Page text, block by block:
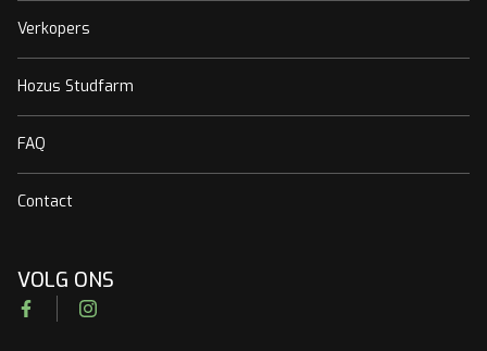
Verkopers
Hozus Studfarm
FAQ
Contact
VOLG ONS
FacebookInstagram